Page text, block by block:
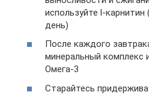
используйте l-
день)
После каждого
минеральный комплекс
Омега-3
Старайтесь